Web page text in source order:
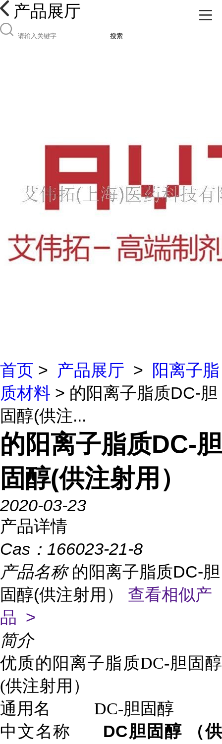
产品展厅
搜索
首页 > 产品展厅 >
阳离子脂
质材料 > 的阳离子脂质DC-胆
固醇(供注...
的阳离子脂质DC-胆
固醇(供注射用）
2020-03-23
产品详情
Cas： 166023-21-8
产品名称的阳离子脂质DC-胆
固醇(供注射用） 查看相似产
品 >
简介
优质的阳离子脂质DC-胆固醇
(供注射用）
通用名 DC-胆固醇
中文名称 DC胆固醇 （供